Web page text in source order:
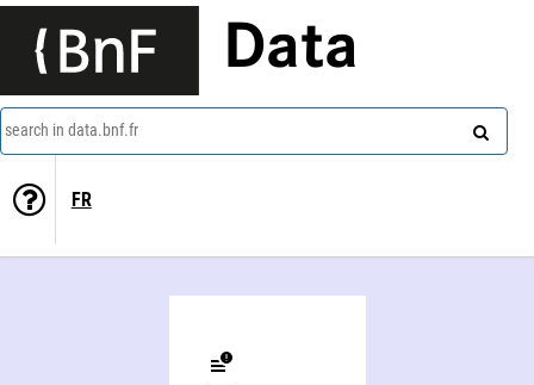
Data
search in data.bnf.fr
FR